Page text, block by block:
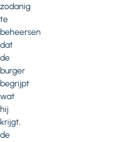
zodanig
te
beheersen
dat
de
burger
begrijpt
wat
hij
krijgt,
de